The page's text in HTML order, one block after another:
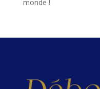
monde !